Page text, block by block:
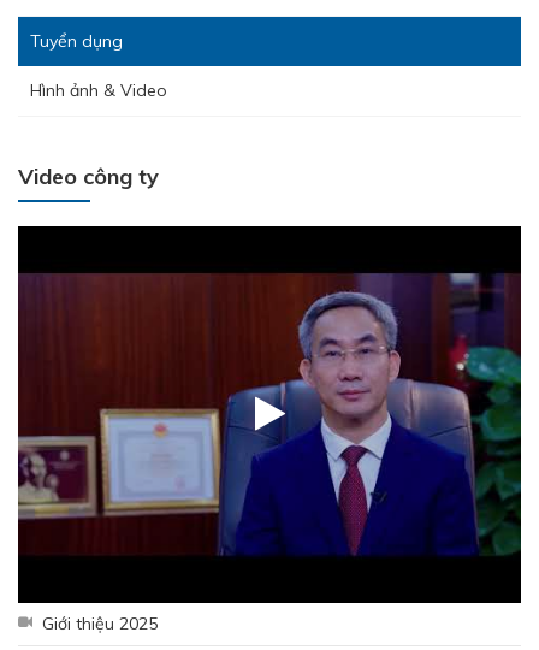
Tuyển dụng
Hình ảnh & Video
Video công ty
Giới thiệu 2025